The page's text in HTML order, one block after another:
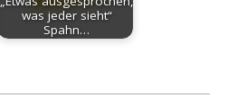
was jeder sieht“
Spahn…